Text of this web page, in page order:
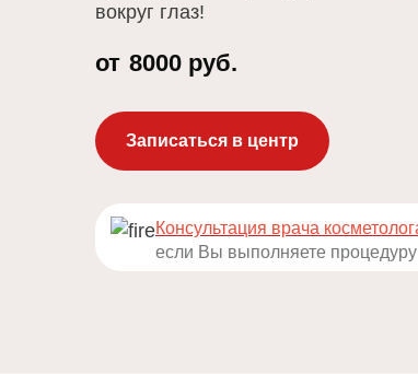
вокруг глаз!
от 8000 руб.
Записаться в центр
Консультация врача
если Вы выполняете процедуру